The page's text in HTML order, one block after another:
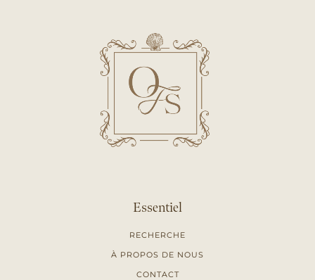
Essentiel
RECHERCHE
À PROPOS DE NOUS
CONTACT